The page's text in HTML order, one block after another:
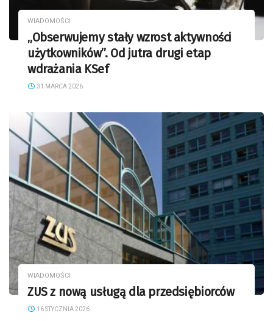
WIADOMOŚCI
„Obserwujemy stały wzrost aktywności
użytkowników”. Od jutra drugi etap
wdrażania KSef
31 MARCA 2026
WIADOMOŚCI
ZUS z nową usługą dla przedsiębiorców
16 STYCZNIA 2026